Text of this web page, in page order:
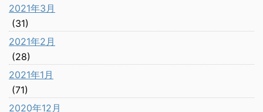
2021年3月
(31)
2021年2月
(28)
2021年1月
(71)
2020年12月